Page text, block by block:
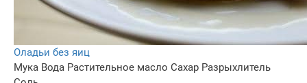
Оладьи без яиц
Мука Вода Растительное масло Сахар Разрыхлитель